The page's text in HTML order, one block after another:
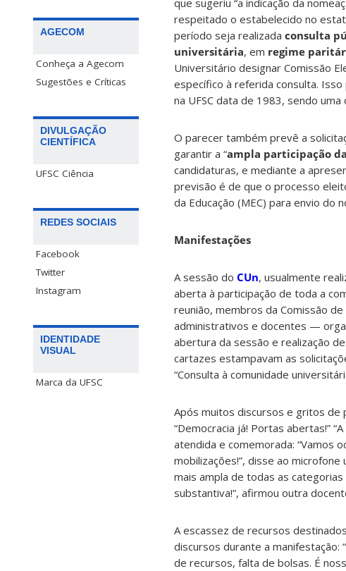
AGECOM
Conheça a Agecom
Sugestões e Críticas
DIVULGAÇÃO
CIENTÍFICA
UFSC Ciência
REDES SOCIAIS
Facebook
Twitter
Instagram
IDENTIDADE
VISUAL
Marca da UFSC
que sugeriu “a indicação da
respeitado o estabelecido no
período seja realizada consulta
universitária, em regime
Universitário designar Comissão
específico à referida consulta. Isso
na UFSC data de 1983, sendo uma
O parecer também prevê a
garantir a “ampla participação
candidaturas, e mediante a
previsão é de que o processo
da Educação (MEC) para envio do
Manifestações
A sessão do CUn, usualmente
aberta à participação de toda a
reunião, membros da Comissão
administrativos e docentes —
abertura da sessão e realização
cartazes estampavam as
“Consulta à comunidade
Após muitos discursos e gritos
“Democracia já! Portas abertas!”
atendida e comemorada: “Vamos
mobilizações!”, disse ao microfone
mais ampla de todas as
substantiva!”, afirmou outra
A escassez de recursos
discursos durante a manifestação:
de recursos, falta de bolsas. É